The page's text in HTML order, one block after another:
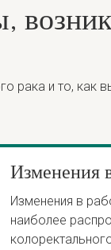
рака и то,
Изменения
Изменения в
наиболее